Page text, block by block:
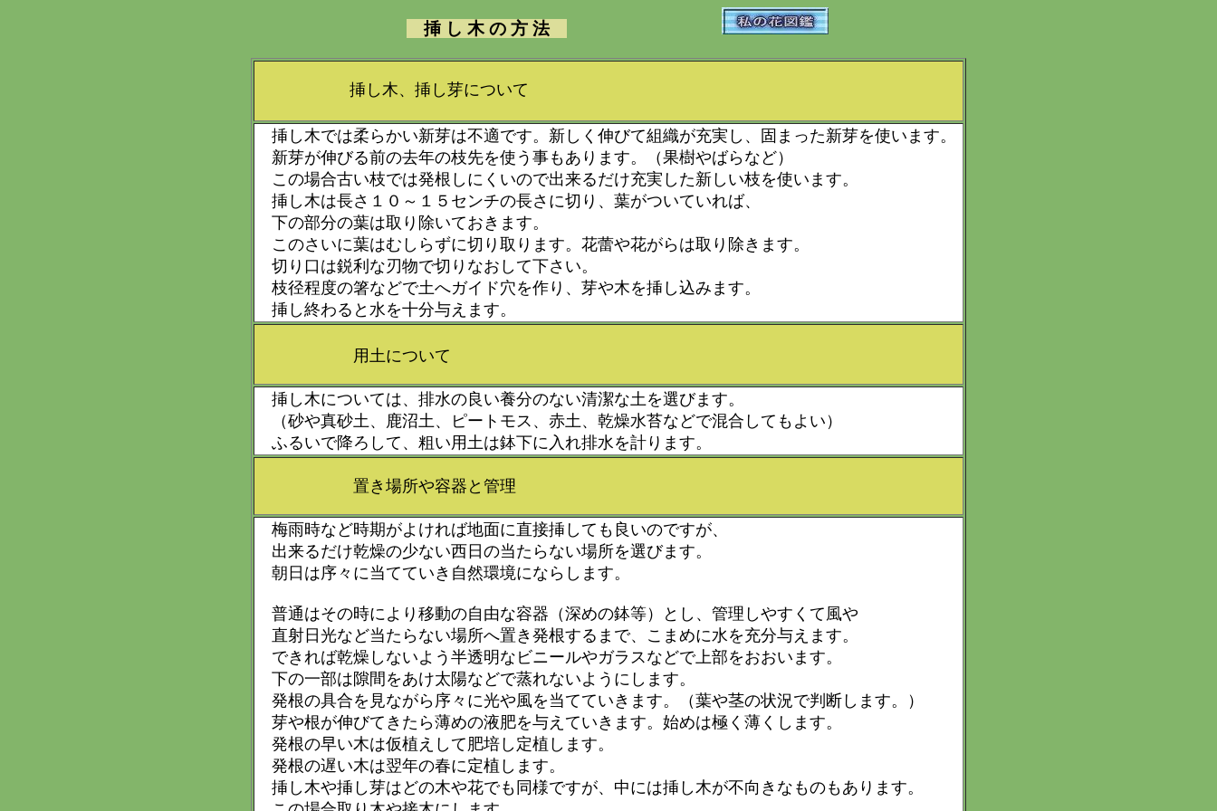
挿 し 木 の 方 法
挿し木、挿し芽について
挿し木では柔らかい新芽は不適です。新しく伸びて組織が充実し、固まった新芽を使います。
新芽が伸びる前の去年の枝先を使う事もあります。（果樹やばらなど）
この場合古い枝では発根しにくいので出来るだけ充実した新しい枝を使います。
挿し木は長さ１０～１５センチの長さに切り、葉がついていれば、
下の部分の葉は取り除いておきます。
このさいに葉はむしらずに切り取ります。花蕾や花がらは取り除きます。
切り口は鋭利な刃物で切りなおして下さい。
枝径程度の箸などで土へガイド穴を作り、芽や木を挿し込みます。
挿し終わると水を十分与えます。
用土について
挿し木については、排水の良い養分のない清潔な土を選びます。
（砂や真砂土、鹿沼土、ピートモス、赤土、乾燥水苔などで混合してもよい）
ふるいで降ろして、粗い用土は鉢下に入れ排水を計ります。
置き場所や容器と管理
梅雨時など時期がよければ地面に直接挿しても良いのですが、
出来るだけ乾燥の少ない西日の当たらない場所を選びます。
朝日は序々に当てていき自然環境にならします。
普通はその時により移動の自由な容器（深めの鉢等）とし、管理しやすくて風や
直射日光など当たらない場所へ置き発根するまで、こまめに水を充分与えます。
できれば乾燥しないよう半透明なビニールやガラスなどで上部をおおいます。
下の一部は隙間をあけ太陽などで蒸れないようにします。
発根の具合を見ながら序々に光や風を当てていきます。（葉や茎の状況で判断します。）
芽や根が伸びてきたら薄めの液肥を与えていきます。始めは極く薄くします。
発根の早い木は仮植えして肥培し定植します。
発根の遅い木は翌年の春に定植します。
挿し木や挿し芽はどの木や花でも同様ですが、中には挿し木が不向きなものもあります。